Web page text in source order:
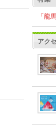
「龍
アク